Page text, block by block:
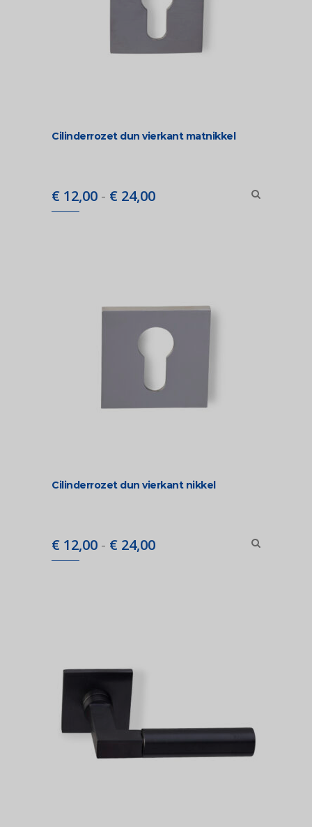
Cilinderrozet dun vierkant matnikkel
€ 12,00 - € 24,00Prijsklasse:
Cilinderrozet dun vierkant nikkel
€ 12,00 - € 24,00Prijsklasse: